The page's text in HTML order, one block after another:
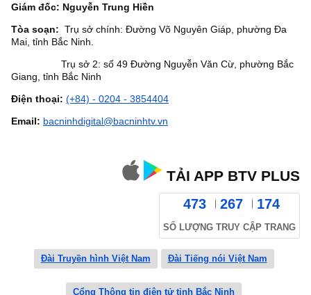
Giám đốc: Nguyễn Trung Hiền
Tòa soạn: Trụ sở chính: Đường Võ Nguyên Giáp, phường Đa
Mai, tỉnh Bắc Ninh.
Trụ sở 2: số 49 Đường Nguyễn Văn Cừ, phường Bắc
Giang, tỉnh Bắc Ninh
Điện thoại: (+84) - 0204 - 3854404
Email: bacninhdigital@bacninhtv.vn
TẢI APP BTV PLUS
473 267 174
SỐ LƯỢNG TRUY CẬP TRANG
Đài Truyền hình Việt Nam Đài Tiếng nói Việt Nam
Cổng Thông tin điện tử tỉnh Bắc Ninh